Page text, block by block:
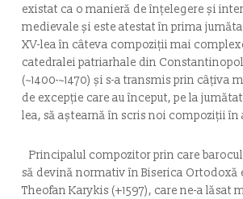
existat ca o manieră de înţelegere şi
medievale şi este atestat în prima
XV-lea în câteva compoziţii mai
catedralei patriarhale din
(~1400-~1470) şi s-a transmis prin câţiva
de excepţie care au început, pe la
lea, să aştearnă în scris noi compoziţii în
Principalul compozitor prin care
să devină normativ în Biserica Ortodoxă
Theofan Karykis (+1597), care ne-a lăsat